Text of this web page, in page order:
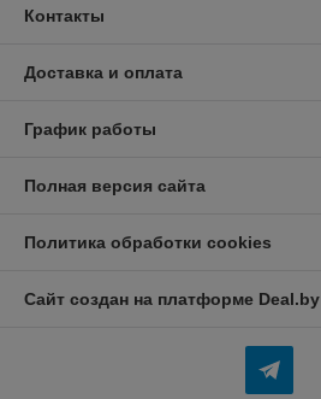
Контакты
Доставка и оплата
График работы
Полная версия сайта
Политика обработки cookies
Сайт создан на платформе Deal.by